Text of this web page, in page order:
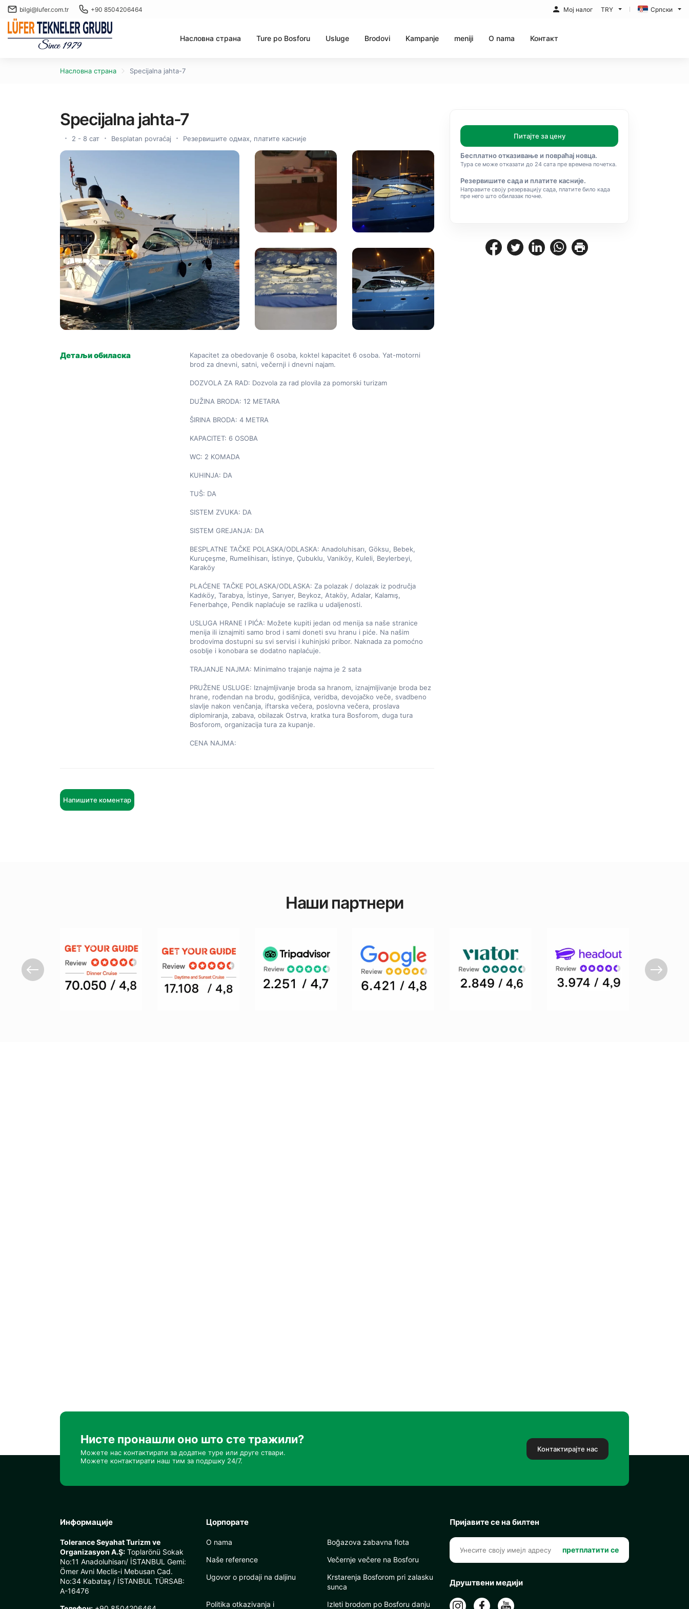
bilgi@lufer.com.tr +90 8504206464 Мој налог TRY Српски
Насловна страна Ture po Bosforu Usluge Brodovi Kampanje meniji O nama Контакт
Насловна страна Specijalna jahta-7
Specijalna jahta-7
2 - 8 сат Besplatan povraćaj Резервишите одмах, платите касније
Детаљи обиласка
Kapacitet za obedovanje 6 osoba, koktel kapacitet 6 osoba. Yat-motorni
brod za dnevni, satni, večernji i dnevni najam.
DOZVOLA ZA RAD: Dozvola za rad plovila za pomorski turizam
DUŽINA BRODA: 12 METARA
ŠIRINA BRODA: 4 METRA
KAPACITET: 6 OSOBA
WC: 2 KOMADA
KUHINJA: DA
TUŠ: DA
SISTEM ZVUKA: DA
SISTEM GREJANJA: DA
BESPLATNE TAČKE POLASKA/ODLASKA: Anadoluhisarı, Göksu, Bebek,
Kuruçeşme, Rumelihisarı, İstinye, Çubuklu, Vaniköy, Kuleli, Beylerbeyi,
Karaköy
PLAĆENE TAČKE POLASKA/ODLASKA: Za polazak / dolazak iz područja
Kadıköy, Tarabya, İstinye, Sarıyer, Beykoz, Ataköy, Adalar, Kalamış,
Fenerbahçe, Pendik naplaćuje se razlika u udaljenosti.
USLUGA HRANE I PIĆA: Možete kupiti jedan od menija sa naše stranice
menija ili iznajmiti samo brod i sami doneti svu hranu i piće. Na našim
brodovima dostupni su svi servisi i kuhinjski pribor. Naknada za pomoćno
osoblje i konobara se dodatno naplaćuje.
TRAJANJE NAJMA: Minimalno trajanje najma je 2 sata
PRUŽENE USLUGE: Iznajmljivanje broda sa hranom, iznajmljivanje broda bez
hrane, rođendan na brodu, godišnjica, veridba, devojačko veče, svadbeno
slavlje nakon venčanja, iftarska večera, poslovna večera, proslava
diplomiranja, zabava, obilazak Ostrva, kratka tura Bosforom, duga tura
Bosforom, organizacija tura za kupanje.
CENA NAJMA:
Напишите коментар
Питајте за цену
Бесплатно отказивање и повраћај новца.
Тура се може отказати до 24 сата пре времена почетка.
Резервишите сада и платите касније.
Направите своју резервацију сада, платите било када
пре него што обилазак почне.
Наши партнери
Нисте пронашли оно што сте тражили?
Можете нас контактирати за додатне туре или друге ствари.
Можете контактирати наш тим за подршку 24/7.
Контактирајте нас
Информације
Tolerance Seyahat Turizm ve
Organizasyon A.Ş: Toplarönü Sokak
No:11 Anadoluhisarı/ İSTANBUL Gemi:
Ömer Avni Meclis-i Mebusan Cad.
No:34 Kabataş / İSTANBUL TÜRSAB:
A-16476
Цорпорате
O nama
Naše reference
Ugovor o prodaji na daljinu
Politika otkazivanja i
Boğazova zabavna flota
Večernje večere na Bosforu
Krstarenja Bosforom pri zalasku
sunca
Izleti brodom po Bosforu danju
Пријавите се на билтен
претплатити се
Друштвени медији